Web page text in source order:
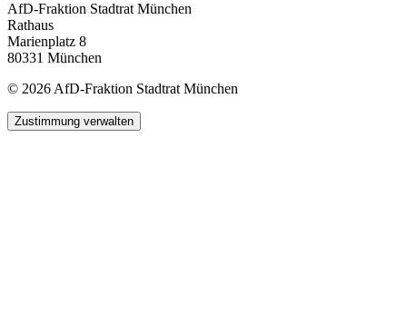
AfD-Fraktion Stadtrat München
Rathaus
Marienplatz 8
80331 München
© 2026 AfD-Fraktion Stadtrat München
Zustimmung verwalten